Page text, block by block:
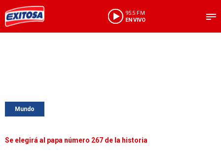
95.5 FM
EN VIVO
Mundo
Se elegirá al papa número 267 de la historia